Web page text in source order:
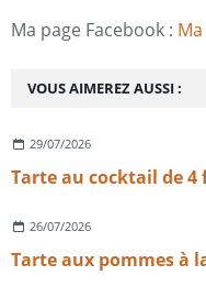
VOUS AIMEREZ AUSSI :
29/07/2026
26/07/2026
Ma page Facebook :